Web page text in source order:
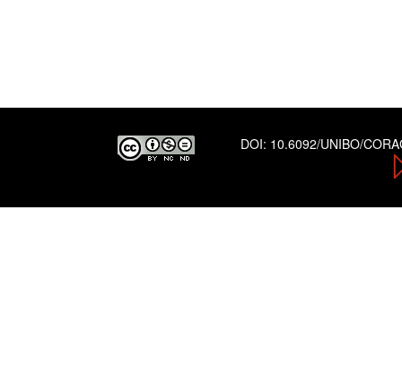
DOI: 10.6092/UNIBO/